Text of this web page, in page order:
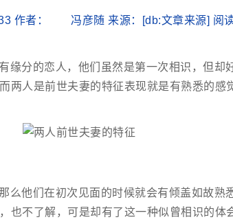
作者： 冯彦随 来源：[db:文章来源] 阅
缘分的恋人，他们虽然是第一次相识，但却
两人是前世夫妻的特征表现就是有熟悉的感
么他们在初次见面的时候就会有倾盖如故熟
也不了解，可是却有了这一种似曾相识的体